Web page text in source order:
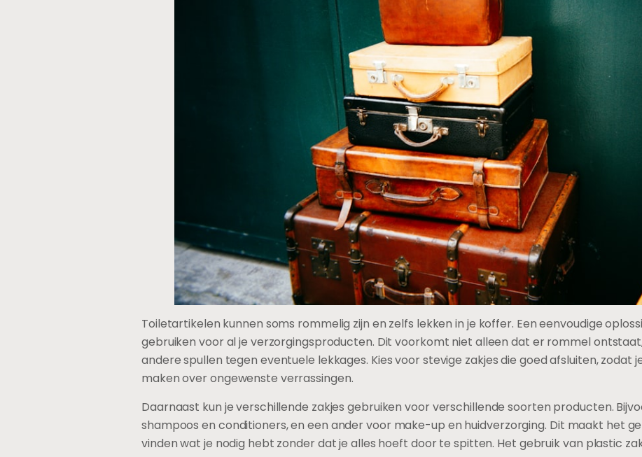
Toiletartikelen kunnen soms rommelig zijn en zelfs lekken in je koffer. Een eenvoudige
gebruiken voor al je verzorgingsproducten. Dit voorkomt niet alleen dat er rommel
andere spullen tegen eventuele lekkages. Kies voor stevige zakjes die goed afsluiten, zodat
maken over ongewenste verrassingen.
Daarnaast kun je verschillende zakjes gebruiken voor verschillende soorten producten.
shampoos en conditioners, en een ander voor make-up en huidverzorging. Dit maakt het
vinden wat je nodig hebt zonder dat je alles hoeft door te spitten. Het gebruik van plastic